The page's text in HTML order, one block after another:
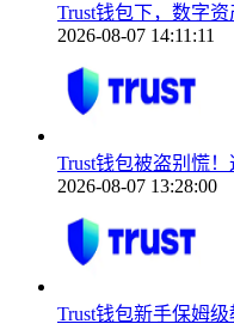
Trust钱包下，数字
2026-08-07 14:11:11
Trust钱包被盗别慌
2026-08-07 13:28:00
Trust钱包新手保姆